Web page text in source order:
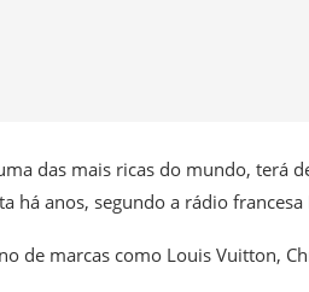
das mais ricas do mundo, terá
há anos, segundo a rádio francesa
de marcas como Louis Vuitton,